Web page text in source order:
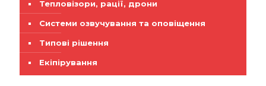
Тепловізори, рації, дрони
Системи озвучування та оповіщення
Типові рішення
Екіпірування